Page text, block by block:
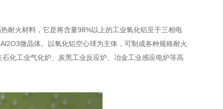
火材料，它是将含量98%以上的工业氧化铝至于三相电
微晶体。以氧化铝空心球为主体，可制成各种规格耐火
化工业气化炉、炭黑工业反应炉、冶金工业感应电炉等高